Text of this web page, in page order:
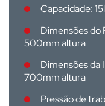
Capacidade:
Dimensões
500mm altura
Dimensões
700mm altura
Pressão de